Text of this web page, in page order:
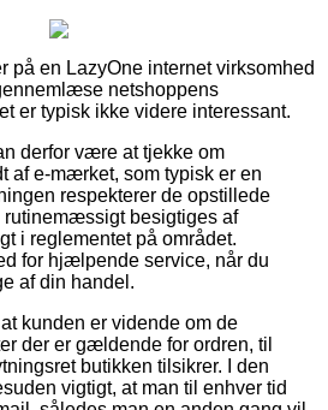
på en LazyOne internet virksomhed
netshoppens
er typisk ikke videre interessant.
derfor være at tjekke om
af e-mærket, som typisk er en
respekterer de opstillede
rutinemæssigt besigtiges af
i reglementet på området.
for hjælpende service, når du
af din handel.
kunden er vidende om de
der er gældende for ordren, til
butikken tilsikrer. I den
vigtigt, at man til enhver tid